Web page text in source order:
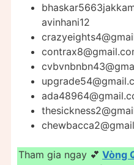
avinhani12
Tham gia ngay 💕 Vòng